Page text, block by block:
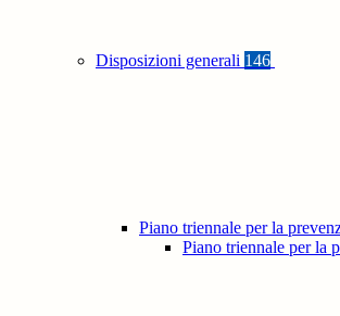
Disposizioni generali 146
Piano triennale per la
Piano triennale per la